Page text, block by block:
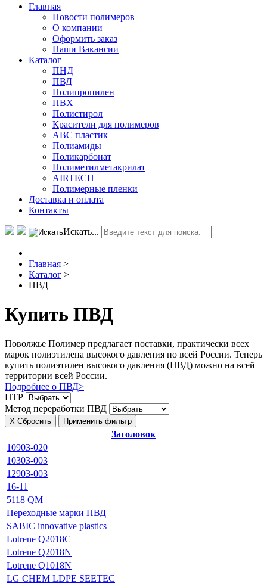
Главная
Новости полимеров
О компании
Оформить заказ
Наши Вакансии
Каталог
ПНД
ПВД
Полипропилен
ПВХ
Полистирол
Красители для полимеров
АВС пластик
Полиамиды
Поликарбонат
Полиметилметакрилат
AIRTECH
Полимерные пленки
Доставка и оплата
Контакты
Искать...
Главная >
Каталог >
ПВД
Купить ПВД
Поволжье Полимер предлагает поставки, практически всех
марок полиэтилена высокого давления по всей России. Теперь
купить полиэтилен высокого давления (ПВД) можно на всей
территории всей России.
Подробнее о ПВД>
ПТР
Метод переработки ПВД
Х Сбросить Применить фильтр
Заголовок
10903-020
10303-003
12903-003
16-11
5118 QM
Переходные марки ПВД
SABIC innovative plastics
Lotrene Q2018C
Lotrene Q2018N
Lotrene Q1018N
LG CHEM LDPE SEETEC